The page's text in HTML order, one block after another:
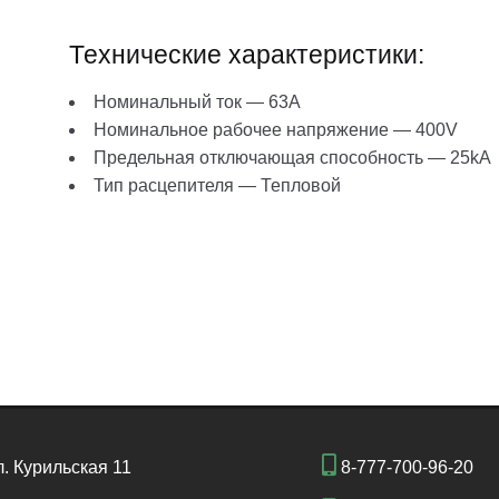
Технические характеристики:
Номинальный ток — 63A
Номинальное рабочее напряжение — 400V
Предельная отключающая способность — 25kA
Тип расцепителя — Тепловой
Курильская 11 8-777-700-96-20